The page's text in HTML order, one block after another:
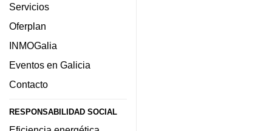
Servicios
Oferplan
INMOGalia
Eventos en Galicia
Contacto
RESPONSABILIDAD SOCIAL